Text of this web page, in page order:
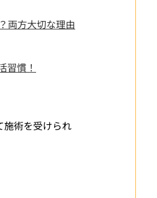
両方大切な理由
慣！
施術を受けられ